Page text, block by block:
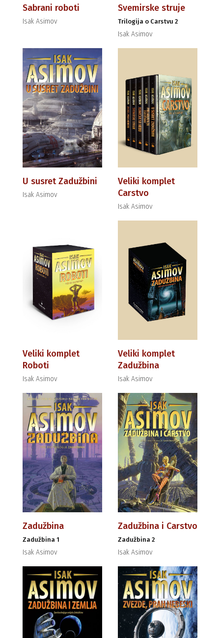
Sabrani roboti
Isak Asimov
Svemirske struje
Trilogija o Carstvu 2
Isak Asimov
U susret Zadužbini
Isak Asimov
Veliki komplet
Carstvo
Isak Asimov
Veliki komplet
Roboti
Isak Asimov
Veliki komplet
Zadužbina
Isak Asimov
Zadužbina
Zadužbina 1
Isak Asimov
Zadužbina i Carstvo
Zadužbina 2
Isak Asimov